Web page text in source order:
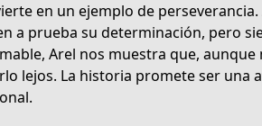
no-eiyuu-betsu-ni-skill-
en un ejemplo de
a prueba su determinación, pero
Arel nos muestra que,
lejos. La historia promete ser una